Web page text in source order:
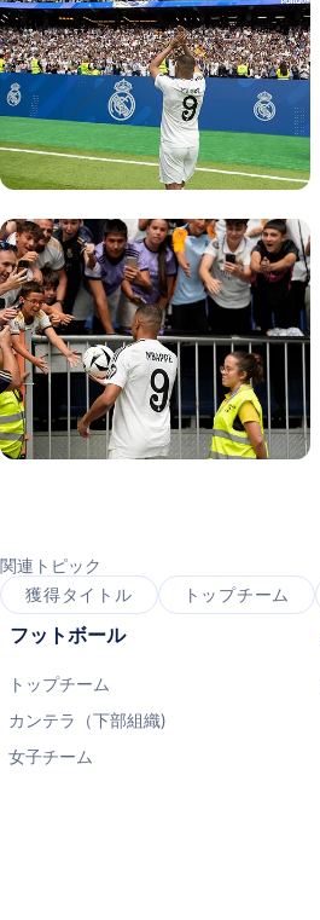
関連トピック
獲得タイトル
トップチーム
フットボール
トップチーム
カンテラ（下部組織)
女子チーム